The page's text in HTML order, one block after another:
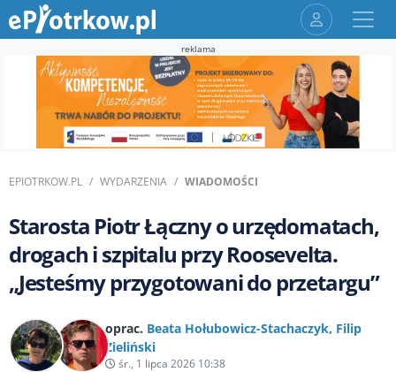
reklama
EPIOTRKOW.PL WYDARZENIA WIADOMOŚCI
Starosta Piotr Łączny o urzędomatach,
drogach i szpitalu przy Roosevelta.
„Jesteśmy przygotowani do przetargu”
oprac. Beata Hołubowicz-Stachaczyk, Filip
Zieliński
śr., 1 lipca 2026 10:38